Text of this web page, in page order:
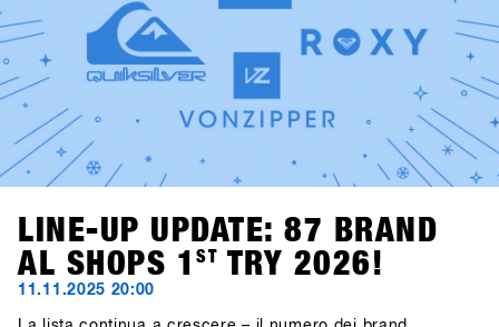
LINE-UP UPDATE: 87 BRAND
AL SHOPS 1
ST TRY 2026!
11.11.2025 20:00